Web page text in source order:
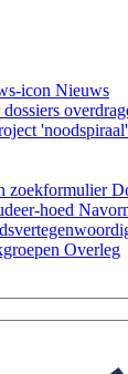
Nieuws
'noodspiraal'
Overleg